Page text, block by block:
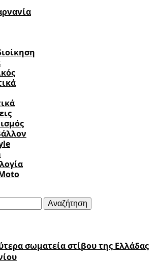
σωματεία στίβου της Ελλάδας